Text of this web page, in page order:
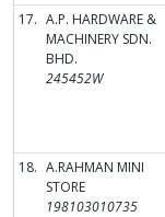
17. A.P. HARDWARE &
MACHINERY SDN.
BHD.
245452W
18. A.RAHMAN MINI
STORE
198103010735